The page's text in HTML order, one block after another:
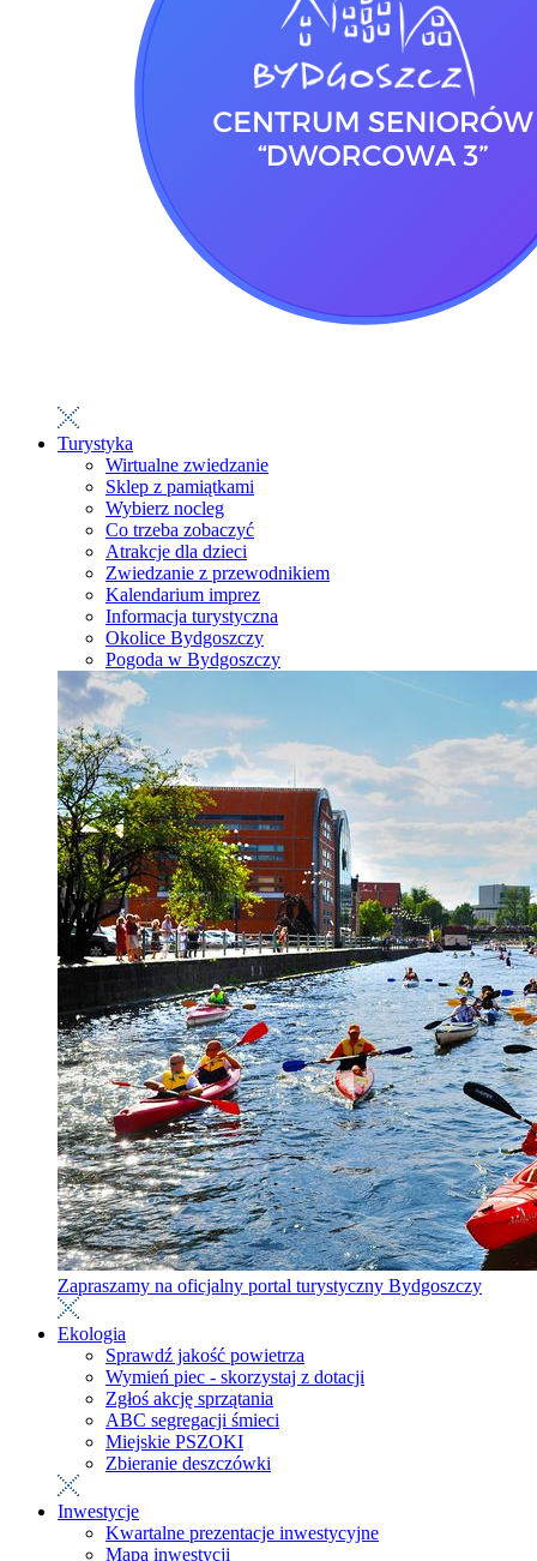
Turystyka
Wirtualne zwiedzanie
Sklep z pamiątkami
Wybierz nocleg
Co trzeba zobaczyć
Atrakcje dla dzieci
Zwiedzanie z przewodnikiem
Kalendarium imprez
Informacja turystyczna
Okolice Bydgoszczy
Pogoda w Bydgoszczy
Zapraszamy na oficjalny portal turystyczny Bydgoszczy
Ekologia
Sprawdź jakość powietrza
Wymień piec - skorzystaj z dotacji
Zgłoś akcję sprzątania
ABC segregacji śmieci
Miejskie PSZOKI
Zbieranie deszczówki
Inwestycje
Kwartalne prezentacje inwestycyjne
Mapa inwestycji